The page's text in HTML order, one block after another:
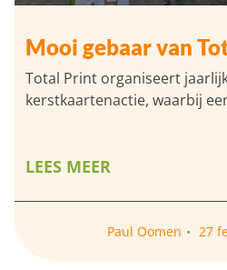
Mooi gebaar van
Total Print organiseert
kerstkaartenactie, waarbij
LEES MEER
Paul Oomen 27